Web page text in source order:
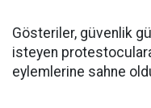
Gösteriler, güvenlik
isteyen
eylemlerine sahne